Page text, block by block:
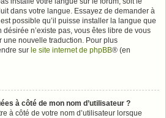
dans votre langue. Essayez de demander à
possible qu’il puisse installer la langue que
n’existe pas, vous êtes libre de vous
une nouvelle traduction. Pour plus
sur le site internet de phpBB® (en
à côté de mon nom d’utilisateur ?
à côté de votre nom d’utilisateur lorsque